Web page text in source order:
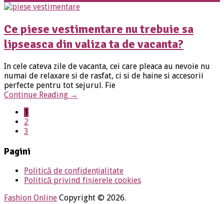
Ce piese vestimentare nu trebuie sa
lipseasca din valiza ta de vacanta?
In cele cateva zile de vacanta, cei care pleaca au nevoie nu
numai de relaxare si de rasfat, ci si de haine si accesorii
perfecte pentru tot sejurul. Fie
Continue Reading →
1
2
3
Pagini
Politică de confidențialitate
Politică privind fișierele cookies
Fashion Online Copyright © 2026.